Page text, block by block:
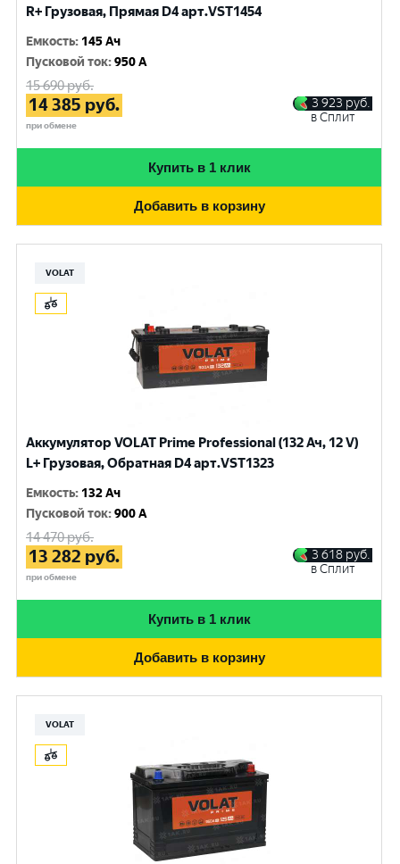
R+ Грузовая, Прямая D4 арт.VST1454
Емкость: 145 Ач
Пусковой ток:950 A
15 690руб.
14 385 руб.
при обмене
3 923 руб.
в Сплит
Купить в 1 клик
Добавить в корзину
VOLAT
Аккумулятор VOLAT Prime Professional (132 Ач, 12 V)
L+ Грузовая, Обратная D4 арт.VST1323
Емкость: 132 Ач
Пусковой ток:900 A
14 470руб.
13 282 руб.
при обмене
3 618 руб.
в Сплит
Купить в 1 клик
Добавить в корзину
VOLAT